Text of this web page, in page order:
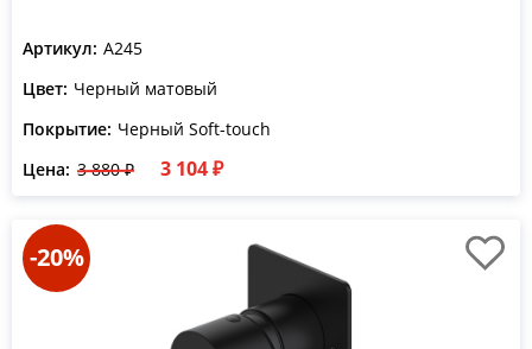
Артикул: A245
Цвет: Черный матовый
Покрытие: Черный Soft-touch
Цена: 3 880 ₽ 3 104 ₽
-20%